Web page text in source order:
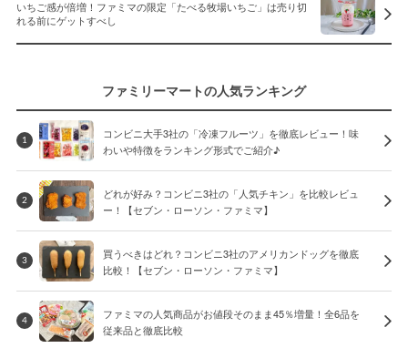
いちご感が倍増！ファミマの限定「たべる牧場いちご」は売り切
れる前にゲットすべし
ファミリーマートの人気ランキング
1
コンビニ大手3社の「冷凍フルーツ」を徹底レビュー！味
わいや特徴をランキング形式でご紹介♪
2
どれが好み？コンビニ3社の「人気チキン」を比較レビュ
ー！【セブン・ローソン・ファミマ】
3
買うべきはどれ？コンビニ3社のアメリカンドッグを徹底
比較！【セブン・ローソン・ファミマ】
4
ファミマの人気商品がお値段そのまま45％増量！全6品を
従来品と徹底比較